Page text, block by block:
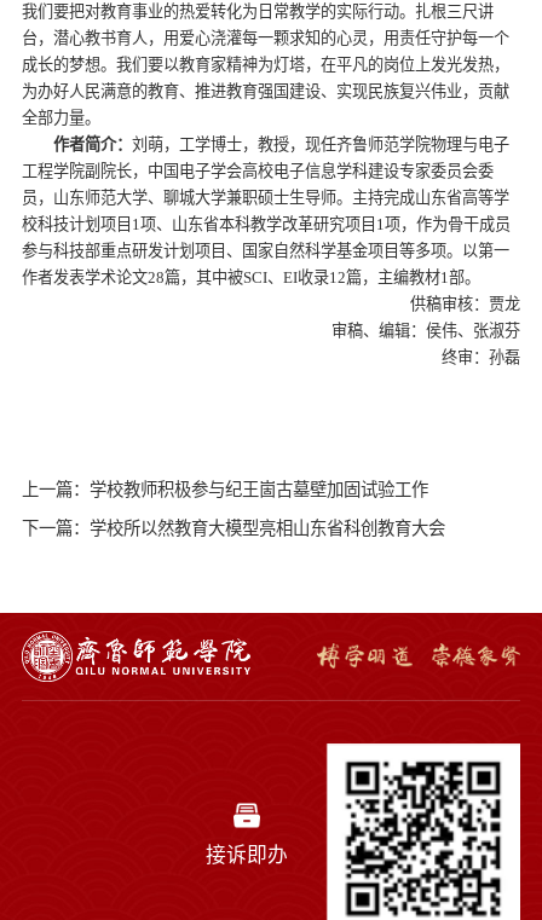
我们要把对教育事业的热爱转化为日常教学的实际行动。扎根三尺讲
台，潜心教书育人，用爱心浇灌每一颗求知的心灵，用责任守护每一个
成长的梦想。我们要以教育家精神为灯塔，在平凡的岗位上发光发热，
为办好人民满意的教育、推进教育强国建设、实现民族复兴伟业，贡献
全部力量。
作者简介：刘萌，工学博士，教授，现任齐鲁师范学院物理与电子
工程学院副院长，中国电子学会高校电子信息学科建设专家委员会委
员，山东师范大学、聊城大学兼职硕士生导师。主持完成山东省高等学
校科技计划项目1项、山东省本科教学改革研究项目1项，作为骨干成员
参与科技部重点研发计划项目、国家自然科学基金项目等多项。以第一
作者发表学术论文28篇，其中被SCI、EI收录12篇，主编教材1部。
供稿审核：贾龙
审稿、编辑：侯伟、张淑芬
终审：孙磊
上一篇：学校教师积极参与纪王崮古墓壁加固试验工作
下一篇：学校所以然教育大模型亮相山东省科创教育大会
接诉即办